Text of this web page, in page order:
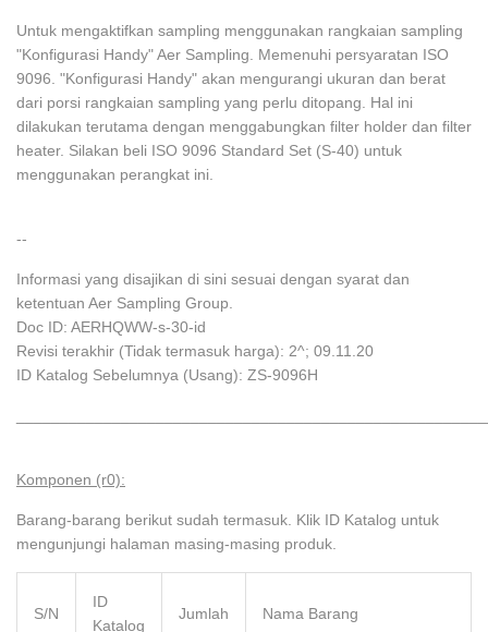
Untuk mengaktifkan sampling menggunakan rangkaian sampling
"Konfigurasi Handy" Aer Sampling. Memenuhi persyaratan ISO
9096. "Konfigurasi Handy" akan mengurangi ukuran dan berat
dari porsi rangkaian sampling yang perlu ditopang. Hal ini
dilakukan terutama dengan menggabungkan filter holder dan filter
heater. Silakan beli ISO 9096 Standard Set (S-40) untuk
menggunakan perangkat ini.
--
Informasi yang disajikan di sini sesuai dengan syarat dan
ketentuan Aer Sampling Group.
Doc ID: AERHQWW-s-30-id
Revisi terakhir (Tidak termasuk harga): 2^; 09.11.20
ID Katalog Sebelumnya (Usang): ZS-9096H
Komponen (r0):
Barang-barang berikut sudah termasuk. Klik ID Katalog untuk
mengunjungi halaman masing-masing produk.
S/N
ID
Katalog
Jumlah Nama Barang